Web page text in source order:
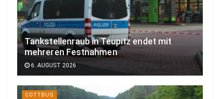
Tankstellenraub in Teupitz endet mit
mehreren Festnahmen
6. AUGUST 2026
COTTBUS